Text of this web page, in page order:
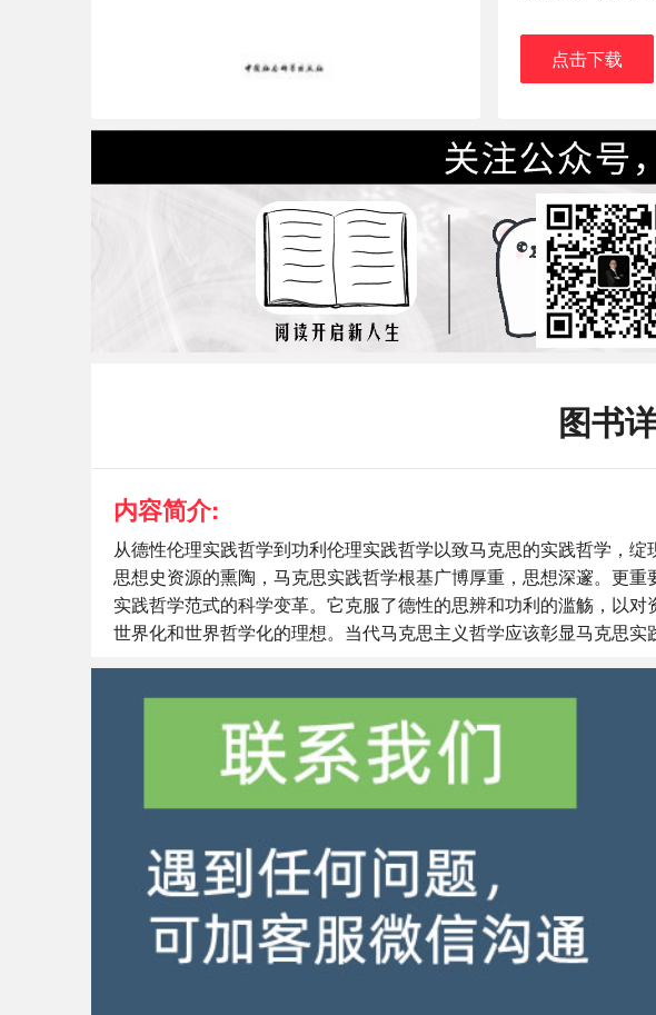
点击下载
图书
内容简介:
从德性伦理实践哲学到功利伦理实践哲学以致马克思的实践哲学，
思想史资源的熏陶，马克思实践哲学根基广博厚重，思想深邃。更
实践哲学范式的科学变革。它克服了德性的思辨和功利的滥觞，以
世界化和世界哲学化的理想。当代马克思主义哲学应该彰显马克思实